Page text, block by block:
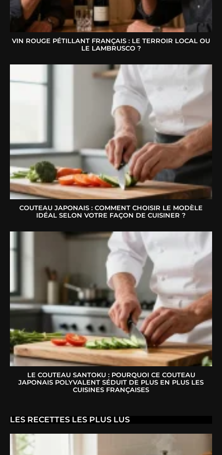
VIN ROUGE PÉTILLANT FRANÇAIS : LE TERROIR LOCAL OU
LE LAMBRUSCO ?
COUTEAU JAPONAIS : COMMENT CHOISIR LE MODÈLE
IDÉAL SELON VOTRE FAÇON DE CUISINER ?
LE COUTEAU SANTOKU : POURQUOI CE COUTEAU
JAPONAIS POLYVALENT SÉDUIT DE PLUS EN PLUS LES
CUISINES FRANÇAISES
LES RECETTES LES PLUS LUS